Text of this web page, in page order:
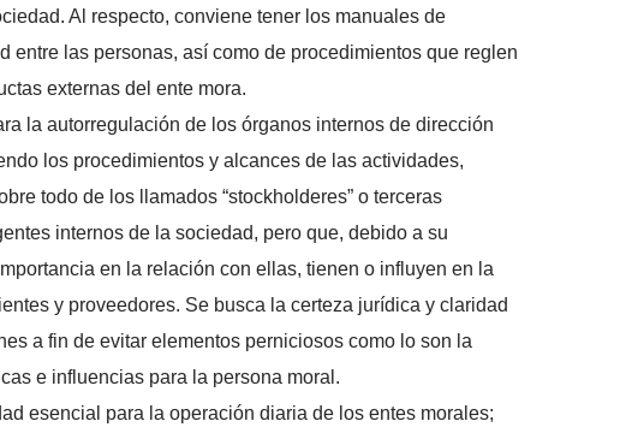
Al respecto, conviene tener los manuales de
entre las personas, así como de procedimientos que reglen
externas del ente mora.
la autorregulación de los órganos internos de dirección
los procedimientos y alcances de las actividades,
todo de los llamados “stockholderes” o terceras
internos de la sociedad, pero que, debido a su
en la relación con ellas, tienen o influyen en la
y proveedores. Se busca la certeza jurídica y claridad
a fin de evitar elementos perniciosos como lo son la
e influencias para la persona moral.
esencial para la operación diaria de los entes morales;